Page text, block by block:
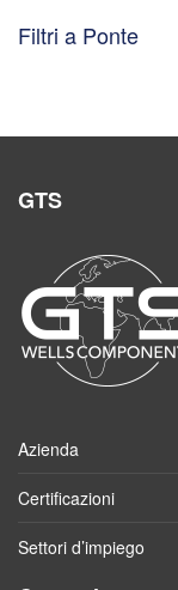
Filtri a Ponte
GTS
Azienda
Certificazioni
Settori d’impiego